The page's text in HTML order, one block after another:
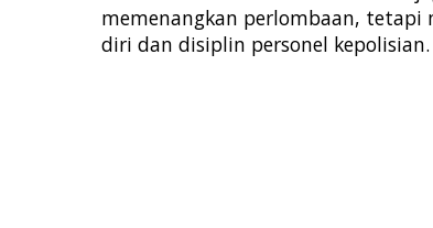
memenangkan perlombaan,
diri dan disiplin personel kepolisian.